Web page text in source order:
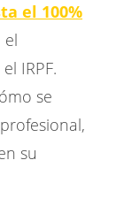
el 100%
el
IRPF.
se
su